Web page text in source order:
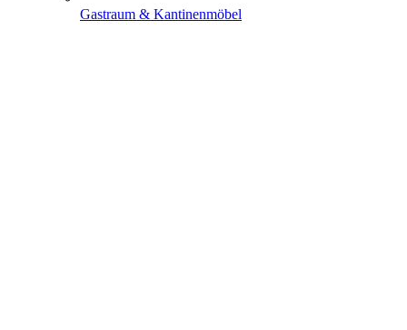
Gastraum & Kantinenmöbel